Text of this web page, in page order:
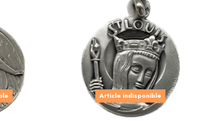
Article indisponible